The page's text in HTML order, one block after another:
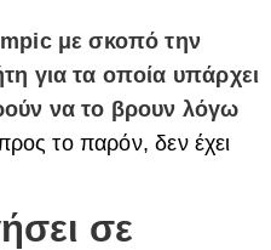
με σκοπό την
για τα οποία υπάρχει
να το βρουν λόγω
το παρόν, δεν έχει
σε